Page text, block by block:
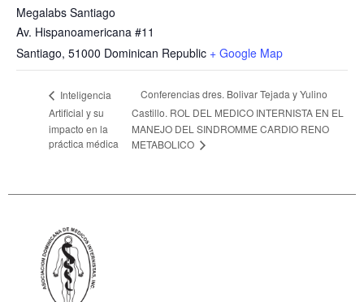
Megalabs Santiago
Av. Hispanoamericana #11
Santiago, 51000 Dominican Republic + Google Map
Inteligencia
Artificial y su
impacto en la
práctica médica
Conferencias dres. Bolivar Tejada y Yulino
Castillo. ROL DEL MEDICO INTERNISTA EN EL
MANEJO DEL SINDROMME CARDIO RENO
METABOLICO